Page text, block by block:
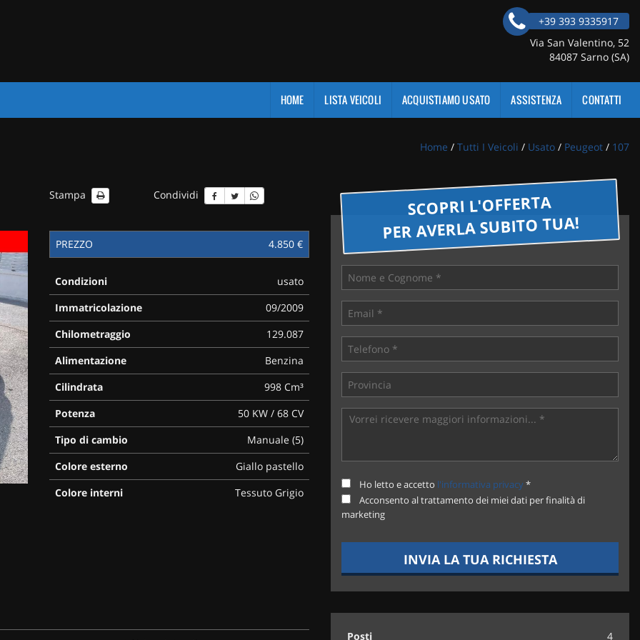
+39 393 9335917
Via San Valentino, 52
84087 Sarno (SA)
HOME LISTA VEICOLI ACQUISTIAMO USATO ASSISTENZA CONTATTI
Home / Tutti I Veicoli / Usato / Peugeot / 107
Stampa Condividi
PREZZO 4.850 €
Condizioni
usato
Immatricolazione
09/2009
Chilometraggio
129.087
Alimentazione
Benzina
Cilindrata
998 Cm³
Potenza
50 KW / 68 CV
Tipo di cambio
Manuale (5)
Colore esterno
Giallo pastello
Colore interni
Tessuto Grigio
SCOPRI L'OFFERTA
PER AVERLA SUBITO TUA!
Ho letto e accetto l'informativa privacy*
Acconsento al trattamento dei miei dati per finalità di
marketing
INVIA LA TUA RICHIESTA
Posti
4